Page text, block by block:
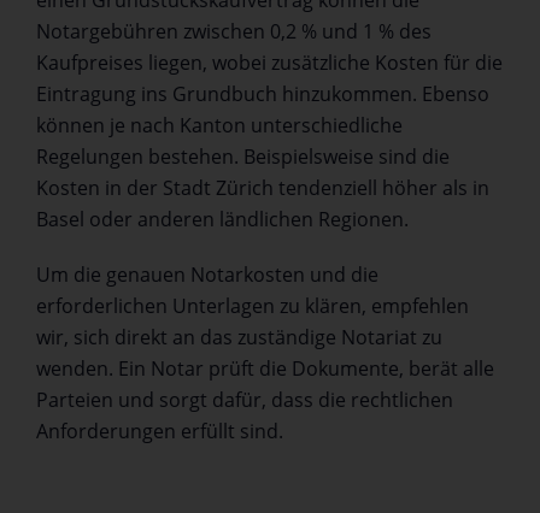
Notargebühren zwischen 0,2 % und 1 % des
Kaufpreises liegen, wobei zusätzliche Kosten für die
Eintragung ins Grundbuch hinzukommen. Ebenso
können je nach Kanton unterschiedliche
Regelungen bestehen. Beispielsweise sind die
Kosten in der Stadt Zürich tendenziell höher als in
Basel oder anderen ländlichen Regionen.
Um die genauen Notarkosten und die
erforderlichen Unterlagen zu klären, empfehlen
wir, sich direkt an das zuständige Notariat zu
wenden. Ein Notar prüft die Dokumente, berät alle
Parteien und sorgt dafür, dass die rechtlichen
Anforderungen erfüllt sind.